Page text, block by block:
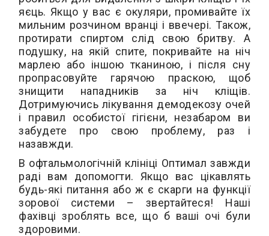
яєць. Якщо у вас є окуляри, промивайте їх
мильним розчином вранці і ввечері. Також,
протирати спиртом слід свою бритву. А
подушку, на якій спите, покривайте на ніч
марлею або іншою тканиною, і після сну
пропрасовуйте гарячою праскою, щоб
знищити нападників за ніч кліщів.
Дотримуючись лікування демодекозу очей
і правил особистої гігієни, незабаром ви
забудете про свою проблему, раз і
назавжди.
В офтальмологічній клініці Оптимал завжди
раді вам допомогти. Якщо вас цікавлять
будь-які питання або ж є скарги на функції
зорової системи – звертайтеся! Наші
фахівці зроблять все, що б ваші очі були
здоровими.